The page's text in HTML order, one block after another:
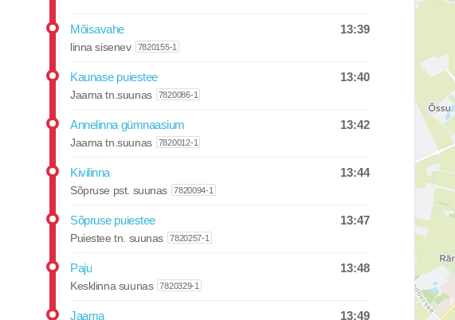
Mõisavahe Departure time was at
13:39
linna sisenev 7820155-1
Kaunase puiestee Departure time was at
13:40
Jaama tn.suunas 7820086-1
Annelinna gümnaasium Departure time was at
13:42
Jaama tn.suunas 7820012-1
Kivilinna Departure time was at
13:44
Sõpruse pst. suunas 7820094-1
Sõpruse puiestee Departure time was at
13:47
Puiestee tn. suunas 7820257-1
Paju Departure time was at
13:48
Kesklinna suunas 7820329-1
Jaama 13:49